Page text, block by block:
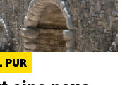
PUR